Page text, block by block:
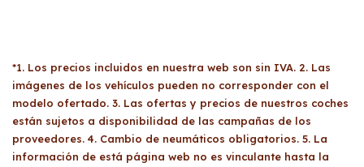
*1. Los precios incluidos en nuestra web son sin IVA. 2. Las
imágenes de los vehículos pueden no corresponder con el
modelo ofertado. 3. Las ofertas y precios de nuestros coches
están sujetos a disponibilidad de las campañas de los
proveedores. 4. Cambio de neumáticos obligatorios. 5. La
información de está página web no es vinculante hasta la